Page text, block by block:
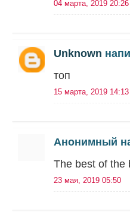
04 марта, 2019 20:26
Unknown
топ
15 марта, 2019 14:13
Анонимный
The best of the
23 мая, 2019 05:50